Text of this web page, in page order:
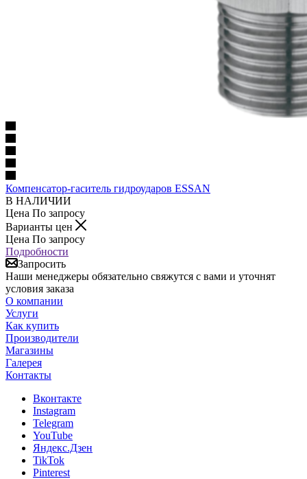
Компенсатор-гаситель гидроударов ESSAN
В НАЛИЧИИ
Цена По запросу
Варианты цен
Цена По запросу
Подробности
Запросить
Наши менеджеры обязательно свяжутся с вами и уточнят
условия заказа
О компании
Услуги
Как купить
Производители
Магазины
Галерея
Контакты
Вконтакте
Instagram
Telegram
YouTube
Яндекс.Дзен
TikTok
Pinterest